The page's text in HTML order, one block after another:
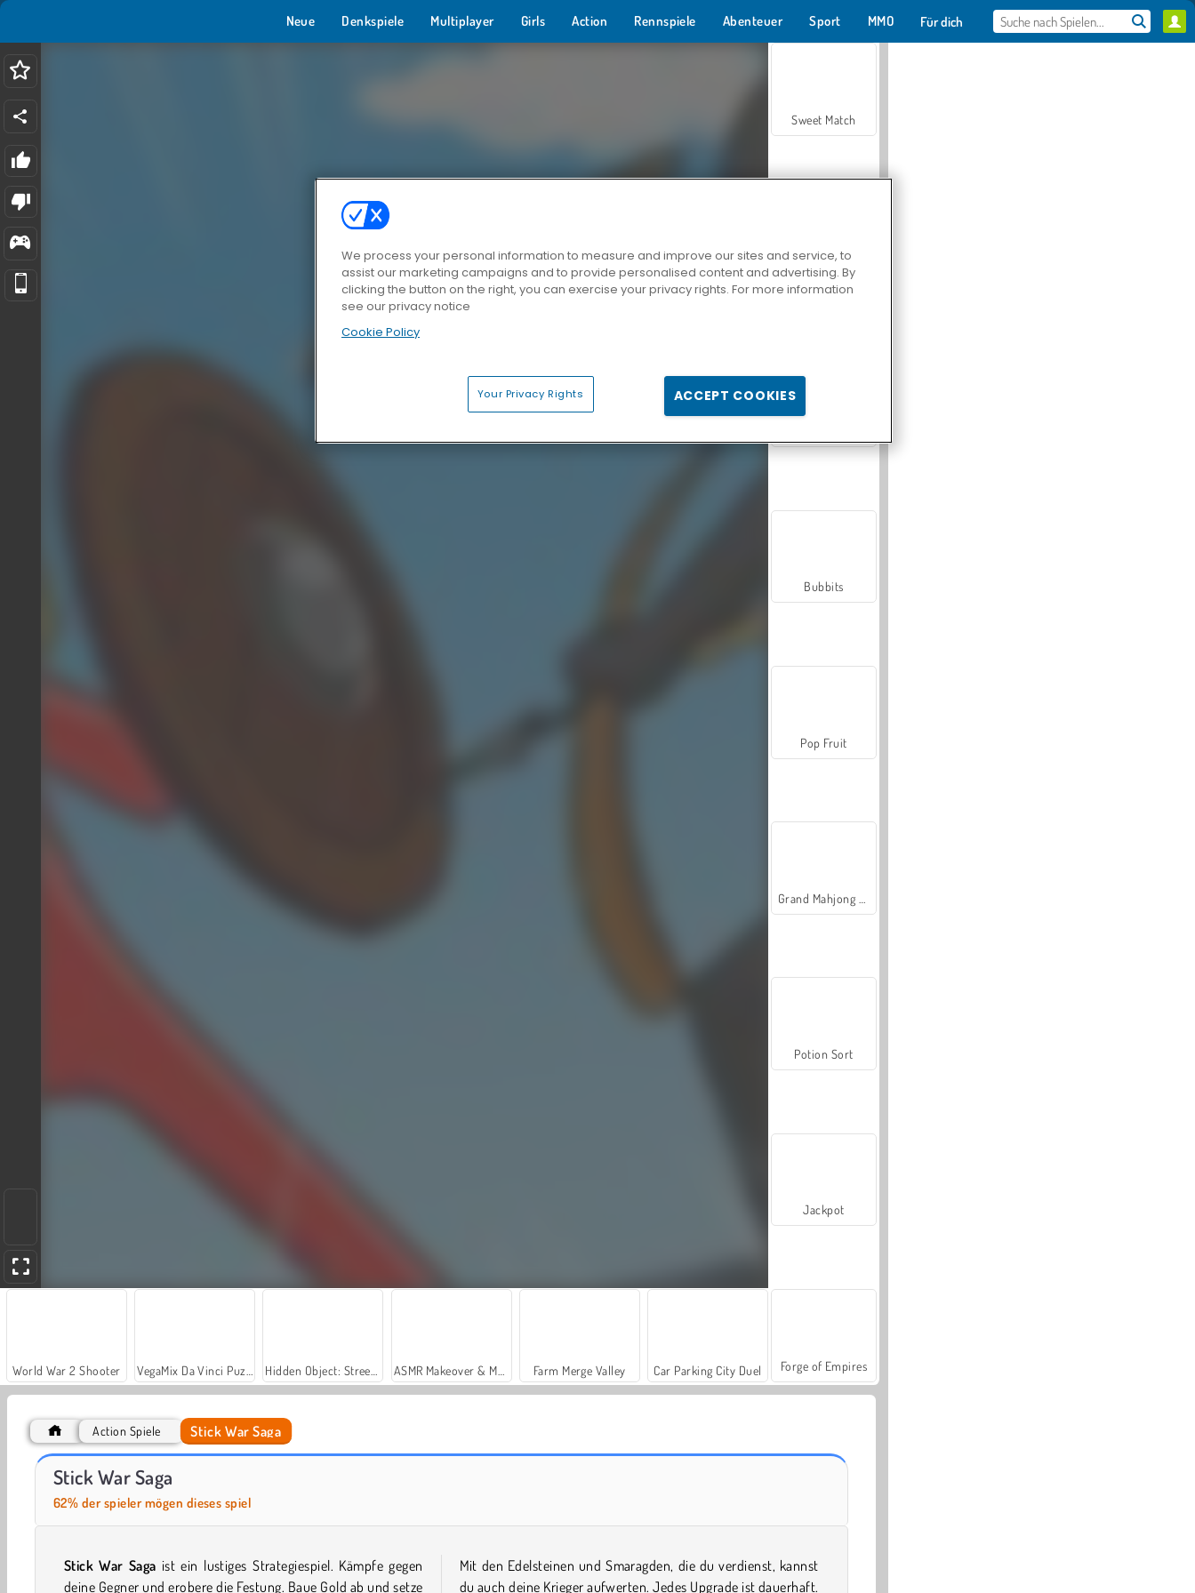
Neue Denkspiele Multiplayer Girls Action Rennspiele Abenteuer Sport MMO Für dich
World War 2 Shooter Farm Merge Valley Car Parking City Duel
Let's Fish!
Sweet Match
Zen Solitaire
Bubbits
Pop Fruit
Potion Sort
Jackpot
Forge of Empires
Action Spiele Stick War Saga
Stick War Saga
62% der spieler mögen dieses spiel
Stick War Saga ist ein lustiges Strategiespiel. Kämpfe gegen
deine Gegner und erobere die Festung. Baue Gold ab und setze
Mit den Edelsteinen und Smaragden, die du verdienst, kannst
du auch deine Krieger aufwerten. Jedes Upgrade ist dauerhaft.
We process your personal information to measure and improve our sites and service, to
assist our marketing campaigns and to provide personalised content and advertising. By
clicking the button on the right, you can exercise your privacy rights. For more information
see our privacy notice
Cookie Policy
Your Privacy Rights ACCEPT COOKIES